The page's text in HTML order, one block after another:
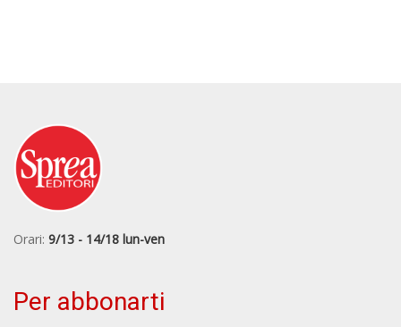
Orari: 9/13 - 14/18 lun-ven
Per abbonarti